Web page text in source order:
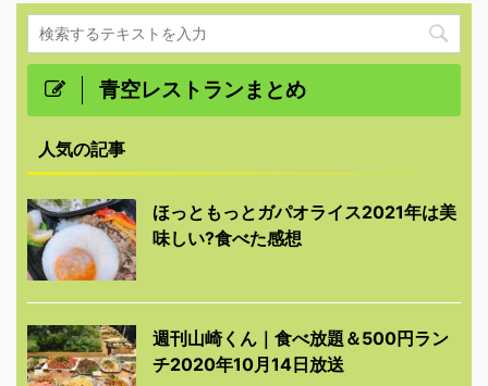
青空レストランまとめ
人気の記事
ほっともっとガパオライス2021年は美
味しい?食べた感想
週刊山崎くん｜食べ放題＆500円ラン
チ2020年10月14日放送